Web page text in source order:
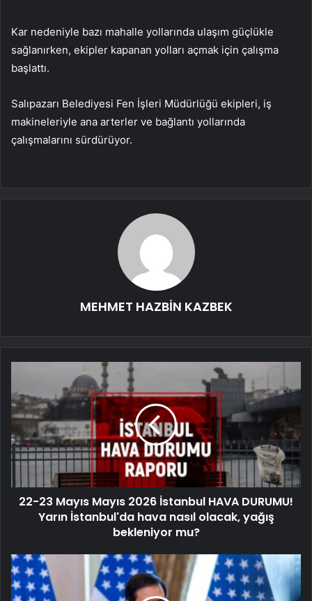
Kar nedeniyle bazı mahalle yollarında ulaşım güçlükle
sağlanırken, ekipler kapanan yolları açmak için çalışma
başlattı.
Salıpazarı Belediyesi Fen İşleri Müdürlüğü ekipleri, iş
makineleriyle ana arterler ve bağlantı yollarında
çalışmalarını sürdürüyor.
MEHMET HAZBİN KAZBEK
22-23 Mayıs Mayıs 2026 İstanbul HAVA DURUMU!
Yarın İstanbul'da hava nasıl olacak, yağış
bekleniyor mu?